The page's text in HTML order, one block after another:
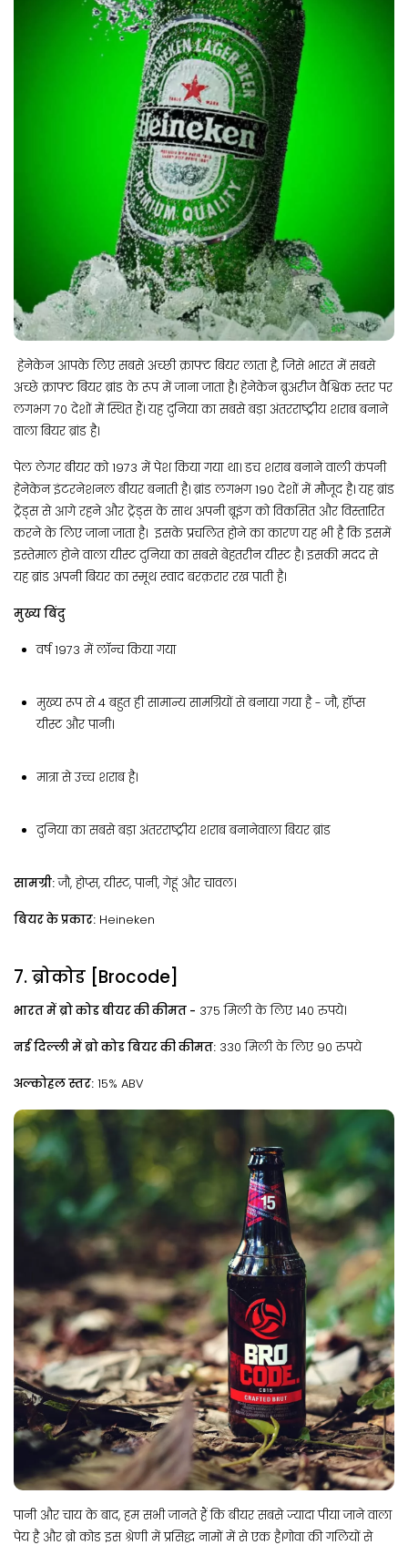
हेनेकेन आपके लिए सबसे अच्छी क्राफ्ट बियर लाता है, जिसे भारत में सबसे
अच्छे क्राफ्ट बियर ब्रांड के रूप में जाना जाता है। हेनेकेन ब्रुअरीज वैश्विक स्तर पर
लगभग 70 देशों में स्थित हैं। यह दुनिया का सबसे बड़ा अंतरराष्ट्रीय शराब बनाने
वाला बियर ब्रांड है।
पेल लेगर बीयर को 1973 में पेश किया गया था। डच शराब बनाने वाली कंपनी
हेनेकेन इंटरनेशनल बीयर बनाती है। ब्रांड लगभग 190 देशों में मौजूद है। यह ब्रांड
ट्रेंड्स से आगे रहने और ट्रेंड्स के साथ अपनी ब्रूइंग को विकसित और विस्तारित
करने के लिए जाना जाता है। इसके प्रचलित होने का कारण यह भी है कि इसमें
इस्तेमाल होने वाला यीस्ट दुनिया का सबसे बेहतरीन यीस्ट है। इसकी मदद से
यह ब्रांड अपनी बियर का स्मूथ स्वाद बरक़रार रख पाती है।
मुख्य बिंदु
वर्ष 1973 में लॉन्च किया गया
मुख्य रूप से 4 बहुत ही सामान्य सामग्रियों से बनाया गया है - जौ, हॉप्स
यीस्ट और पानी।
मात्रा से उच्च शराब है।
दुनिया का सबसे बड़ा अंतरराष्ट्रीय शराब बनानेवाला बियर ब्रांड
सामग्री:जौ, होप्स, यीस्ट, पानी, गेहूं और चावल।
बियर के प्रकार: Heineken
7. ब्रोकोड [Brocode]
भारत में ब्रो कोड बीयर की कीमत - 375 मिली के लिए 140 रुपये।
नई दिल्ली में ब्रो कोड बियर की कीमत: 330 मिली के लिए 90 रुपये
अल्कोहल स्तर: 15% ABV
पानी और चाय के बाद, हम सभी जानते हैं कि बीयर सबसे ज्यादा पीया जाने वाला
पेय है और ब्रो कोड इस श्रेणी में प्रसिद्ध नामों में से एक है।गोवा की गलियों से